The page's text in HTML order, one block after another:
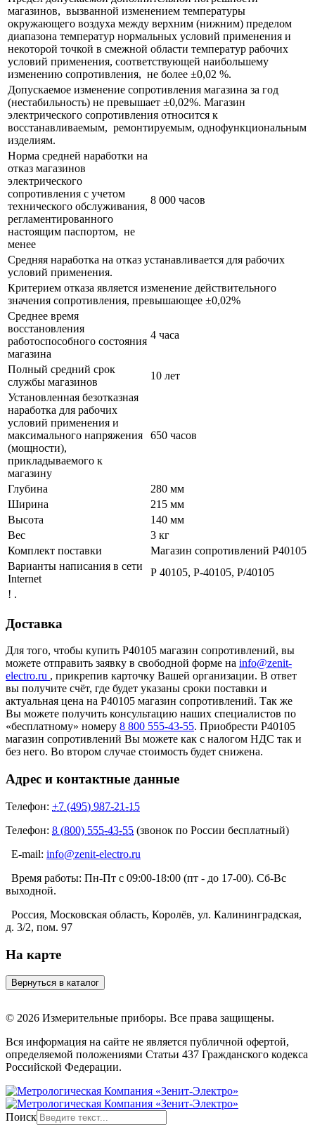
магазинов, вызванной изменением температуры
окружающего воздуха между верхним (нижним) пределом
диапазона температур нормальных условий применения и
некоторой точкой в смежной области температур рабочих
условий применения, соответствующей наибольшему
изменению сопротивления, не более ±0,02 %.
Допускаемое изменение сопротивления магазина за год
(нестабильность) не превышает ±0,02%. Магазин
электрического сопротивления относится к
восстанавливаемым, ремонтируемым, однофункциональным
изделиям.
Норма средней наработки на
отказ магазинов
электрического
сопротивления с учетом
технического обслуживания,
регламентированного
настоящим паспортом, не
менее
8 000 часов
Средняя наработка на отказ устанавливается для рабочих
условий применения.
Критерием отказа является изменение действительного
значения сопротивления, превышающее ±0,02%
Среднее время
восстановления
работоспособного состояния
магазина
4 часа
Полный средний срок
службы магазинов
10 лет
Установленная безотказная
наработка для рабочих
условий применения и
максимального напряжения
(мощности),
прикладываемого к
магазину
650 часов
Глубина
280 мм
Ширина
215 мм
Высота
140 мм
Вес
3 кг
Комплект поставки
Магазин сопротивлений Р40105
Варианты написания в сети
Internet
Р 40105, Р-40105, Р/40105
! .
Доставка
Для того, чтобы купить Р40105 магазин сопротивлений, вы
можете отправить заявку в свободной форме на info@zenit-
electro.ru , прикрепив карточку Вашей организации. В ответ
вы получите счёт, где будет указаны сроки поставки и
актуальная цена на Р40105 магазин сопротивлений. Так же
Вы можете получить консультацию наших специалистов по
«бесплатному» номеру 8 800 555-43-55. Приобрести Р40105
магазин сопротивлений Вы можете как с налогом НДС так и
без него. Во втором случае стоимость будет снижена.
Адрес и контактные данные
Телефон: +7 (495) 987-21-15
Телефон: 8 (800) 555-43-55 (звонок по России бесплатный)
E-mail: info@zenit-electro.ru
Время работы: Пн-Пт с 09:00-18:00 (пт - до 17-00). Сб-Вс
выходной.
Россия, Московская область, Королёв, ул. Калининградская,
д. 3/2, пом. 97
На карте
© 2026 Измерительные приборы. Все права защищены.
Вся информация на сайте не является публичной офертой,
определяемой положениями Статьи 437 Гражданского кодекса
Российской Федерации.
Поиск